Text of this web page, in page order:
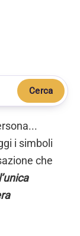
Cerca
i simboli
che